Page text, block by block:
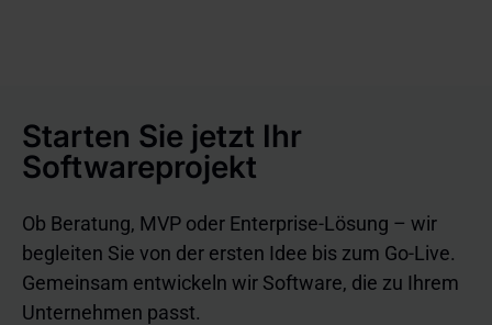
Starten Sie jetzt Ihr
Softwareprojekt
Ob Beratung, MVP oder Enterprise-Lösung – wir
begleiten Sie von der ersten Idee bis zum Go-Live.
Gemeinsam entwickeln wir Software, die zu Ihrem
Unternehmen passt.